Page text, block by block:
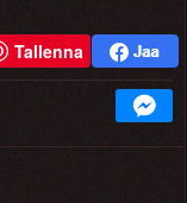
Tallenna